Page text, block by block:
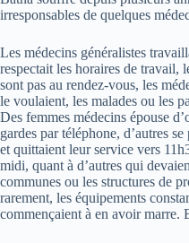
irresponsables de quelques
Les médecins généralistes
respectait les horaires de travail,
sont pas au rendez-vous, les
le voulaient, les malades ou les
Des femmes médecins épouse
gardes par téléphone, d’autres
et quittaient leur service vers
midi, quant à d’autres qui
communes ou les structures de
rarement, les équipements
commençaient à en avoir marre.